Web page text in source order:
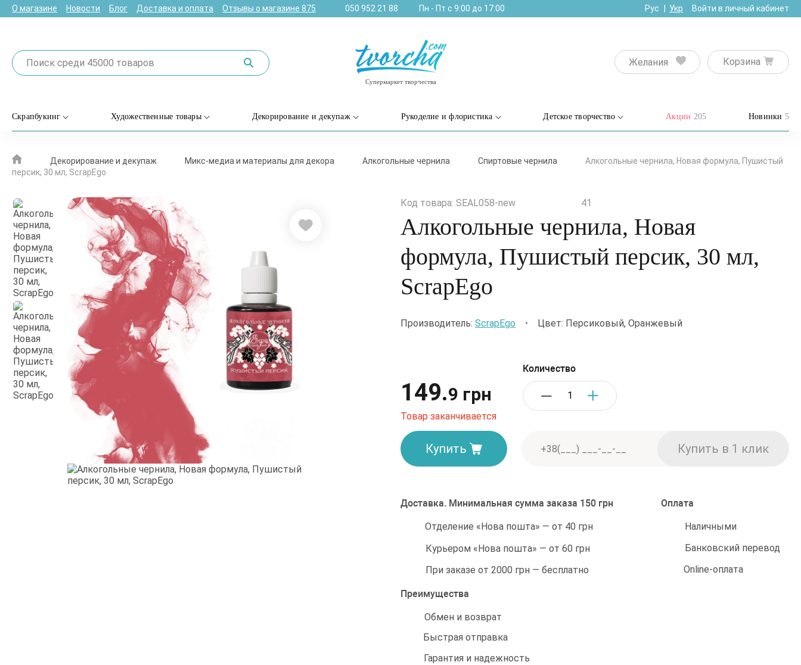
О магазине Новости Блог Доставка и оплата Отзывы о магазине 875 050 952 21 88 Пн - Пт с 9:00 до 17:00 Рус Укр Войти в личный кабинет
Супермаркет творчества
Желания Корзина
Скрапбукинг Художественные товары Декорирование и декупаж Рукоделие и флористика Детское творчество Акции 205 Новинки 5
Декорирование и декупаж Микс-медиа и материалы для декора Алкогольные чернила Спиртовые чернила
Алкогольные чернила, Новая формула, Пушистый
персик, 30 мл, ScrapEgo
Код товара: SEAL058-new 41
Алкогольные чернила, Новая
формула, Пушистый персик, 30 мл,
ScrapEgo
Производитель: ScrapEgo • Цвет: Персиковый, Оранжевый
149.9 грн
Количество
Товар заканчивается
Купить
Доставка. Минимальная сумма заказа 150 грн
Отделение «Нова пошта» — от 40 грн
Курьером «Нова пошта» — от 60 грн
При заказе от 2000 грн — бесплатно
Оплата
Наличными
Банковский перевод
Online-оплата
Преимущества
Обмен и возврат
Быстрая отправка
Гарантия и надежность